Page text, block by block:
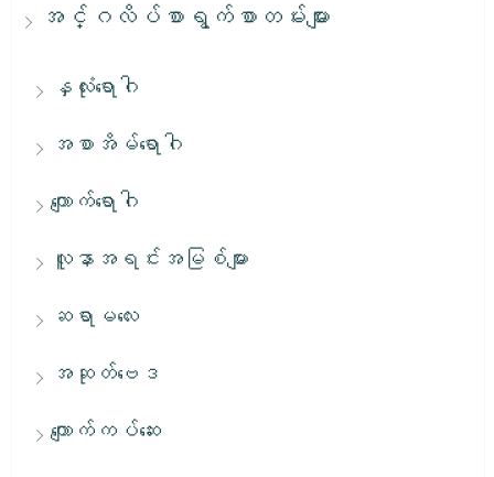
အင်္ဂလိပ်စာရွက်စာတမ်းများ
နှလုံးရောဂါ
အစာအိမ်ရောဂါ
ကျောက်ရောဂါ
လူနာအရင်းအမြစ်များ
ဆရာမလေး
အဆုတ်ဗေဒ
ကျောက်ကပ်ဆေး